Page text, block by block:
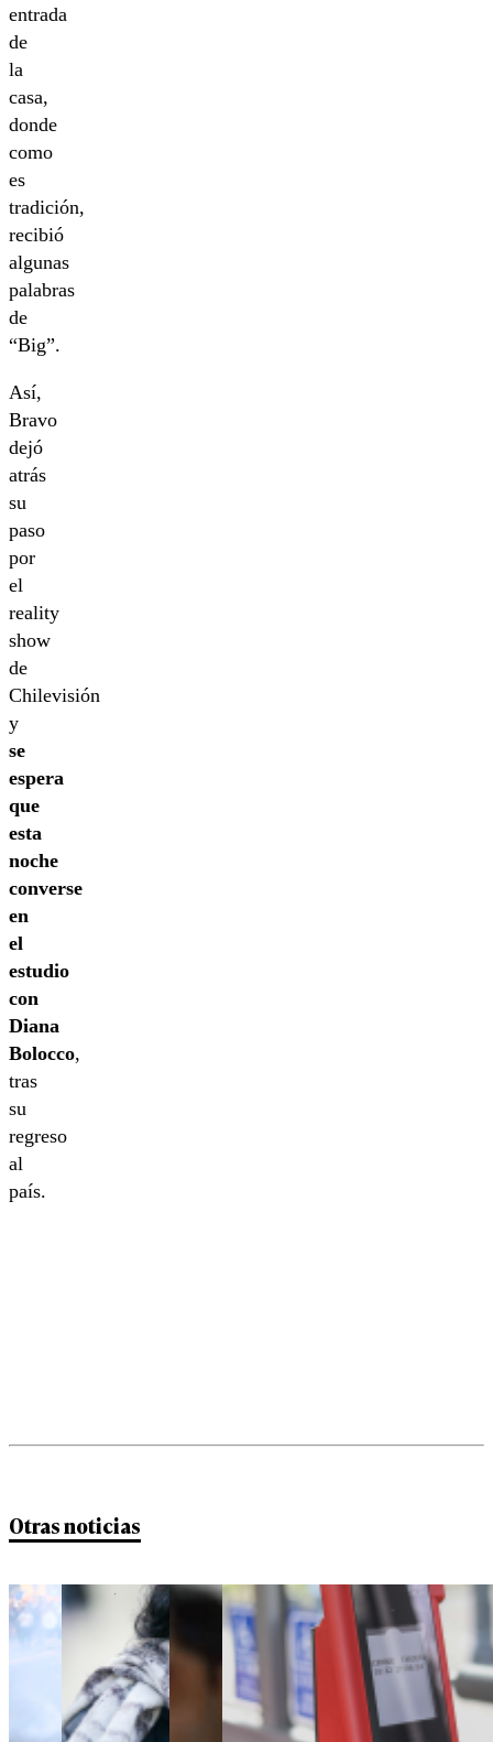
entrada
de
la
casa,
donde
como
es
tradición,
recibió
algunas
palabras
de
“Big”.
Así,
Bravo
dejó
atrás
su
paso
por
el
reality
show
de
Chilevisión
y
se
espera
que
esta
noche
converse
en
el
estudio
con
Diana
Bolocco,
tras
su
regreso
al
país.
Otras noticias